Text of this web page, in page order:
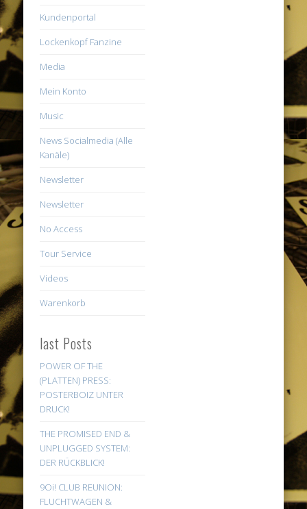
Kundenportal
Lockenkopf Fanzine
Media
Mein Konto
Music
News Socialmedia (Alle
Kanäle)
Newsletter
Newsletter
No Access
Tour Service
Videos
Warenkorb
last Posts
POWER OF THE
(PLATTEN) PRESS:
POSTERBOIZ UNTER
DRUCK!
THE PROMISED END &
UNPLUGGED SYSTEM:
DER RÜCKBLICK!
9Oi! CLUB REUNION:
FLUCHTWAGEN &